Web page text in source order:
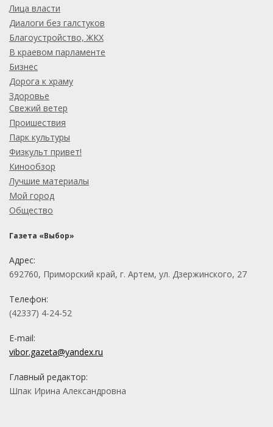
Лица власти
Диалоги без галстуков
Благоустройство, ЖКХ
В краевом парламенте
Бизнес
Дорога к храму
Здоровье
Свежий ветер
Проишествия
Парк культуры
Физкульт привет!
Кинообзор
Лучшие материалы
Мой город
Общество
Газета «Выбор»
Адрес:
692760, Приморский край, г. Артем, ул. Дзержинского, 27
Телефон:
(42337) 4-24-52
E-mail:
vibor.gazeta@yandex.ru
Главный редактор:
Шпак Ирина Александровна